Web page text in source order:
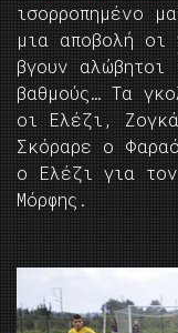
ισορροπημένο
μια αποβολή οι
βγουν
βαθμούς… Τα
οι Ελέζι,
Σκόραρε ο
ο Ελέζι για
Μόρφης.